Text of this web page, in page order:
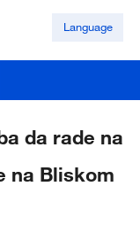
Language
da rade na
na Bliskom